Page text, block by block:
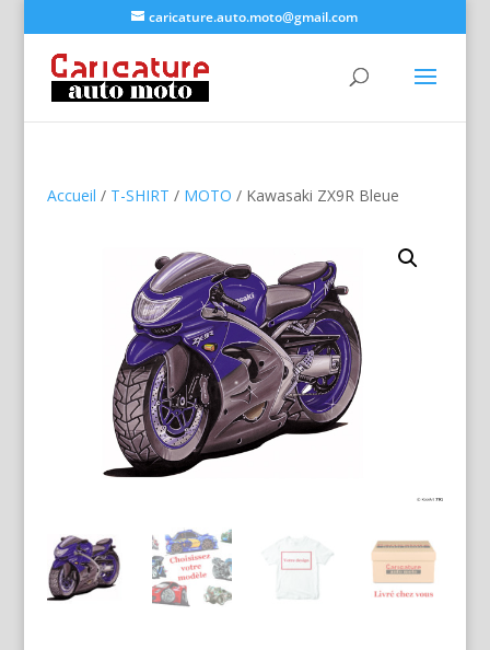
caricature.auto.moto@gmail.com
Accueil / T-SHIRT / MOTO / Kawasaki ZX9R Bleue